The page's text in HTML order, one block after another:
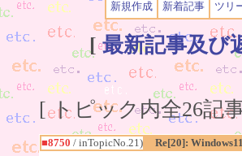
新規作成 新着記事 ツリ
[最新記事及び
[ トピック内全26
■8750 / inTopicNo.21) Re[20]: